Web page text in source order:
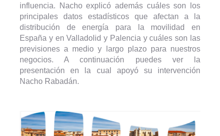
influencia. Nacho explicó además cuáles son los
principales datos estadísticos que afectan a la
distribución de energía para la movilidad en
España y en Valladolid y Palencia y cuáles son las
previsiones a medio y largo plazo para nuestros
negocios. A continuación puedes ver la
presentación en la cual apoyó su intervención
Nacho Rabadán.